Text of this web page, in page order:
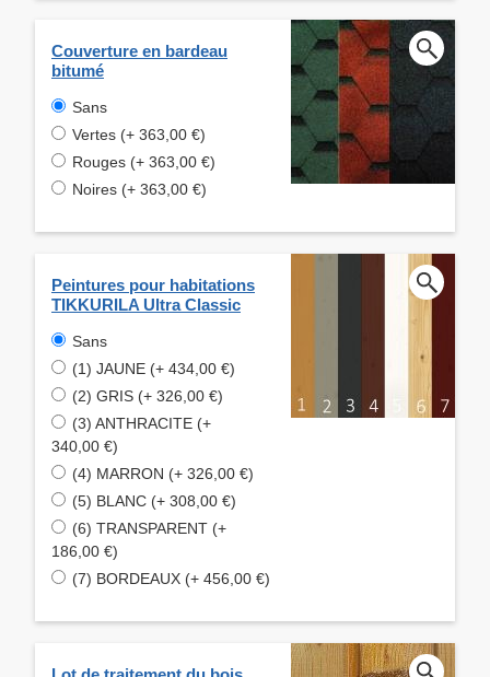
Couverture en bardeau
bitumé
Sans
Vertes (+ 363,00 €)
Rouges (+ 363,00 €)
Noires (+ 363,00 €)
Peintures pour habitations
TIKKURILA Ultra Classic
Sans
(1) JAUNE (+ 434,00 €)
(2) GRIS (+ 326,00 €)
(3) ANTHRACITE (+
340,00 €)
(4) MARRON (+ 326,00 €)
(5) BLANC (+ 308,00 €)
(6) TRANSPARENT (+
186,00 €)
(7) BORDEAUX (+ 456,00 €)